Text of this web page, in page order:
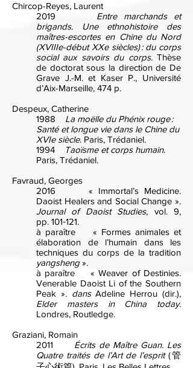
Chircop-Reyes, Laurent
2019 Entre marchands et
brigands. Une ethnohistoire des
maîtres-escortes en Chine du Nord
(XVIIIe-début XXe siècles) : du corps
social aux savoirs du corps. Thèse
de doctorat sous la direction de De
Grave J.-M. et Kaser P., Université
d’Aix-Marseille, 474 p.
Despeux, Catherine
1988 La moëlle du Phénix rouge :
Santé et longue vie dans le Chine du
XVIe siècle. Paris, Trédaniel.
1994
Taoïsme et corps humain.
Paris, Trédaniel.
Favraud, Georges
2016 « Immortal’s Medicine.
Daoist Healers and Social Change ».
Journal of Daoist Studies, vol. 9,
pp. 101‑121.
à paraître « Formes animales et
élaboration de l’humain dans les
techniques du corps de la tradition
yangsheng».
à paraître « Weaver of Destinies.
Venerable Daoist Li of the Southern
Peak ». dansAdeline Herrou (dir.),
Elder masters in China today.
Londres, Routledge.
Graziani, Romain
2011 Écrits de Maître Guan. Les
Quatre traités de l’Art de l’esprit(管